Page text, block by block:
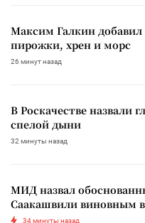
Максим Галкин
пирожки, хрен и морс
26 минут назад
В Роскачестве назвали
спелой дыни
32 минуты назад
МИД назвал
Саакашвили виновным в
34 минуты назад